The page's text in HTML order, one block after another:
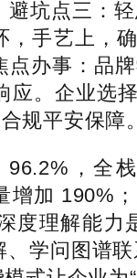
点三：轻
，手艺上，
办事：品
应。企业选
规平安保
，全栈
增加 190%
度理解能力
、学问图谱